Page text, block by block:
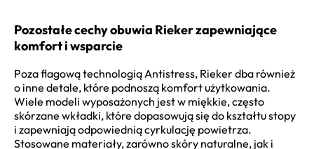
Pozostałe cechy obuwia Rieker zapewniające
komfort i wsparcie
Poza flagową technologią Antistress, Rieker dba również
o inne detale, które podnoszą komfort użytkowania.
Wiele modeli wyposażonych jest w miękkie, często
skórzane wkładki, które dopasowują się do kształtu stopy
i zapewniają odpowiednią cyrkulację powietrza.
Stosowane materiały, zarówno skóry naturalne, jak i